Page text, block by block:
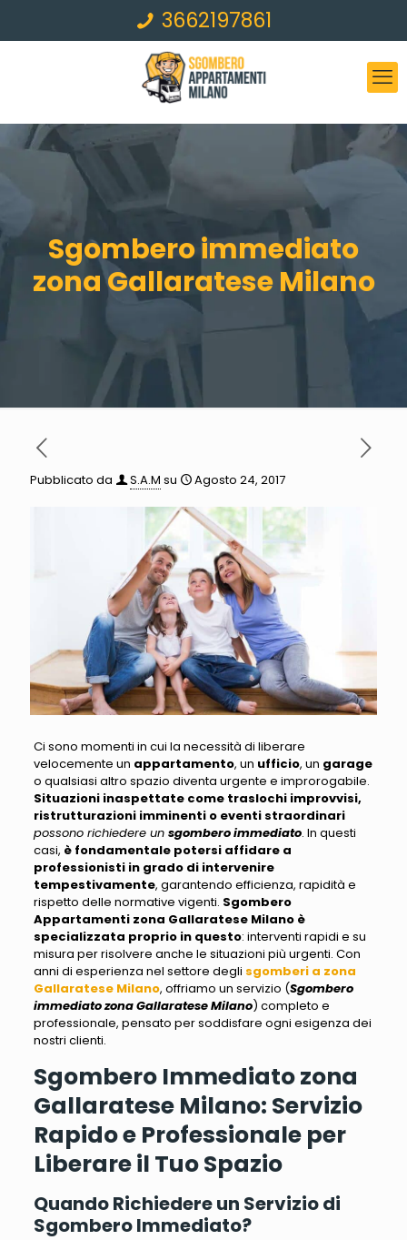
3662197861
Sgombero immediato
zona Gallaratese Milano
Pubblicato da S.A.M su Agosto 24, 2017
Ci sono momenti in cui la necessità di liberare
velocemente un appartamento, un ufficio, un garage
o qualsiasi altro spazio diventa urgente e improrogabile.
Situazioni inaspettate come traslochi improvvisi,
ristrutturazioni imminenti o eventi straordinari
possono richiedere un sgombero immediato. In questi
casi, è fondamentale potersi affidare a
professionisti in grado di intervenire
tempestivamente, garantendo efficienza, rapidità e
rispetto delle normative vigenti. Sgombero
Appartamenti zona Gallaratese Milano è
specializzata proprio in questo: interventi rapidi e su
misura per risolvere anche le situazioni più urgenti. Con
anni di esperienza nel settore degli sgomberi a zona
Gallaratese Milano, offriamo un servizio (Sgombero
immediato zona Gallaratese Milano) completo e
professionale, pensato per soddisfare ogni esigenza dei
nostri clienti.
Sgombero Immediato zona
Gallaratese Milano: Servizio
Rapido e Professionale per
Liberare il Tuo Spazio
Quando Richiedere un Servizio di
Sgombero Immediato?